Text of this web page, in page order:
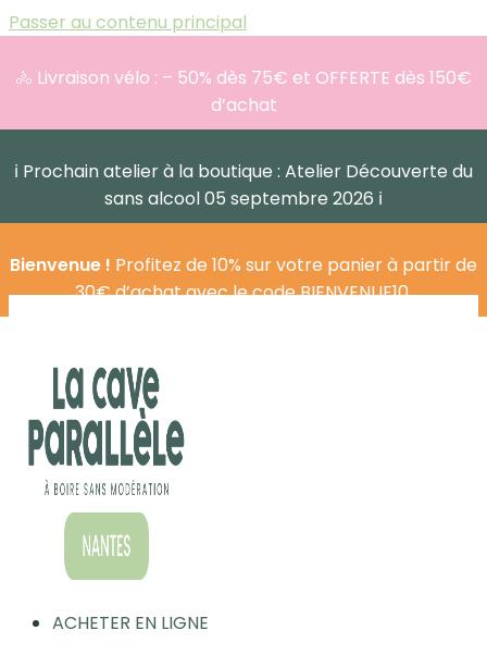
Passer au contenu principal
🚴 Livraison vélo : – 50% dès 75€ et OFFERTE dès 150€
d’achat
ℹ️ Prochain atelier à la boutique : Atelier Découverte du
sans alcool 05 septembre 2026 ℹ️
Bienvenue ! Profitez de 10% sur votre panier à partir de
30€ d’achat avec le code BIENVENUE10.
ACHETER EN LIGNE